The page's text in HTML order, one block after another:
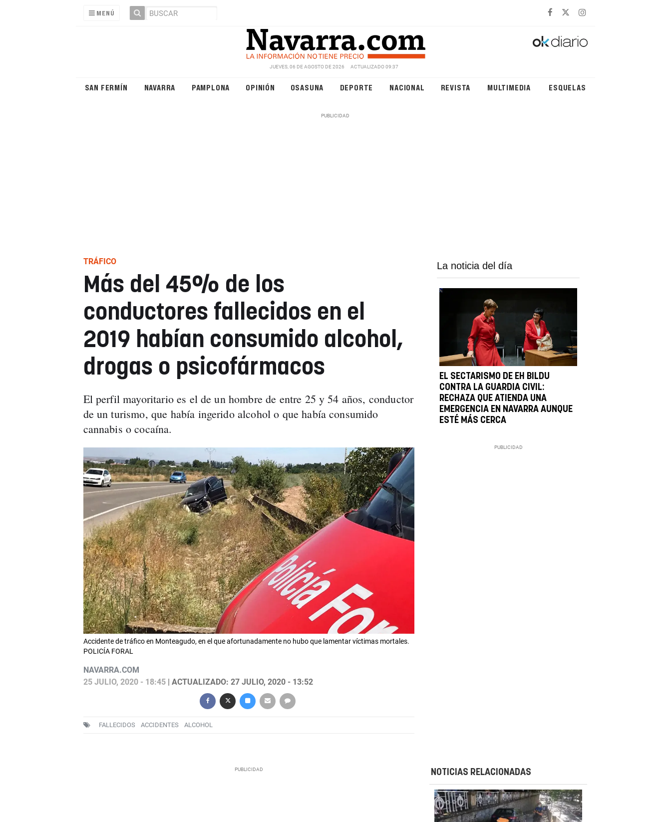
MENÚ
JUEVES, 06 DE AGOSTO DE 2026 ACTUALIZADO 09:37
SAN FERMÍN NAVARRA PAMPLONA OPINIÓN OSASUNA DEPORTE NACIONAL REVISTA MULTIMEDIA ESQUELAS
TRÁFICO
Más del 45% de los
conductores fallecidos en el
2019 habían consumido alcohol,
drogas o psicofármacos
El perfil mayoritario es el de un hombre de entre 25 y 54 años, conductor
de un turismo, que había ingerido alcohol o que había consumido
cannabis o cocaína.
Accidente de tráfico en Monteagudo, en el que afortunadamente no hubo que lamentar víctimas mortales.
POLICÍA FORAL
NAVARRA.COM
25 JULIO, 2020 - 18:45| ACTUALIZADO: 27 JULIO, 2020 - 13:52
FALLECIDOS ACCIDENTES ALCOHOL
La noticia del día
EL SECTARISMO DE EH BILDU
CONTRA LA GUARDIA CIVIL:
RECHAZA QUE ATIENDA UNA
EMERGENCIA EN NAVARRA AUNQUE
ESTÉ MÁS CERCA
NOTICIAS RELACIONADAS